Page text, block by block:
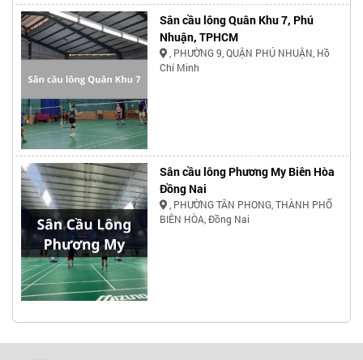
Sân cầu lông Quân Khu 7, Phú
Nhuận, TPHCM
, PHƯỜNG 9, QUẬN PHÚ NHUẬN, Hồ
Chí Minh
Sân cầu lông Phương My Biên Hòa
Đồng Nai
, PHƯỜNG TÂN PHONG, THÀNH PHỐ
BIÊN HÒA, Đồng Nai